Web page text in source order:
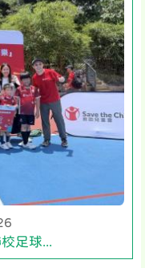
足球...